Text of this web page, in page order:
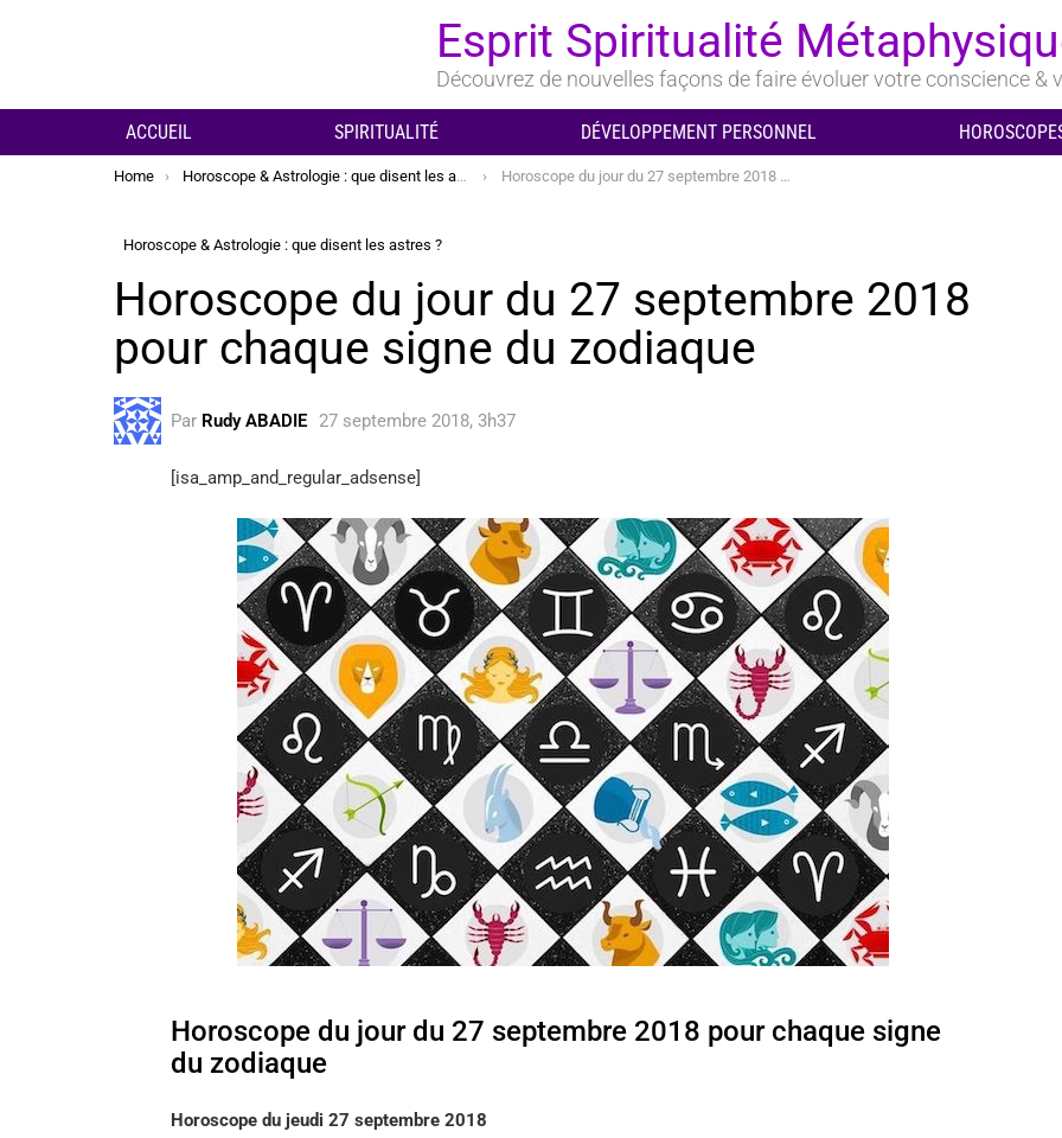
Esprit Spiritualité
Découvrez de nouvelles façons de faire évoluer votre conscience &
ACCUEIL SPIRITUALITÉ DÉVELOPPEMENT PERSONNEL
You are here:
Home Horoscope & Astrologie : que disent les astres ? Horoscope du jour du 27 septembre 2018 pour chaque signe du zodiaque
Horoscope & Astrologie : que disent les astres ?
Horoscope du jour du 27 septembre 2018
pour chaque signe du zodiaque
Par Rudy ABADIE 27 septembre 2018, 3h37
[isa_amp_and_regular_adsense]
Horoscope du jour du 27 septembre 2018 pour chaque signe
du zodiaque
Horoscope du jeudi 27 septembre 2018